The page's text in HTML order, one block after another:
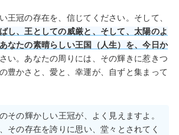
王冠の存在を、信じてください。そして、
し、王としての威厳と、そして、太陽のよ
なたの素晴らしい王国（人生）を、今日か
い。あなたの周りには、その輝きに惹きつ
豊かさと、愛と、幸運が、自ずと集まって
その輝かしい王冠が、よく見えますよ。
その存在を誇りに思い、堂々とされてく